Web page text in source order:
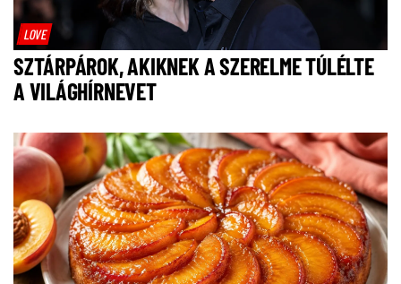
LOVE
SZTÁRPÁROK, AKIKNEK A SZERELME TÚLÉLTE
A VILÁGHÍRNEVET